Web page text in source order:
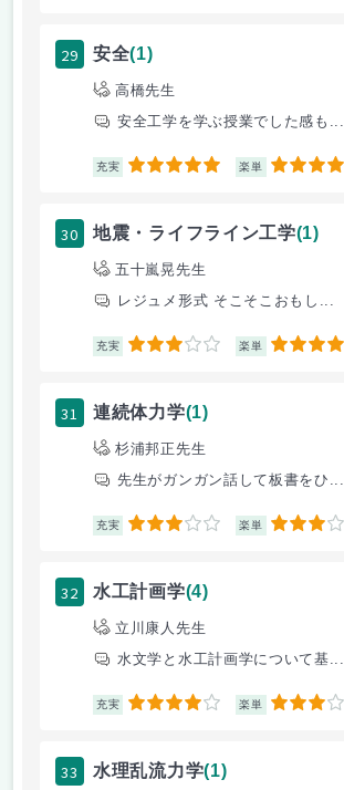
29 安全(1)
高橋先生
安全工学を学ぶ授業でした感も...
充実 5 楽単 5
30 地震・ライフライン工学(1)
五十嵐晃先生
レジュメ形式 そこそこおもし...
充実 3 楽単 4
31 連続体力学(1)
杉浦邦正先生
先生がガンガン話して板書をひ...
充実 3 楽単 3
32 水工計画学(4)
立川康人先生
水文学と水工計画学について基...
充実 4 楽単 3
33 水理乱流力学(1)